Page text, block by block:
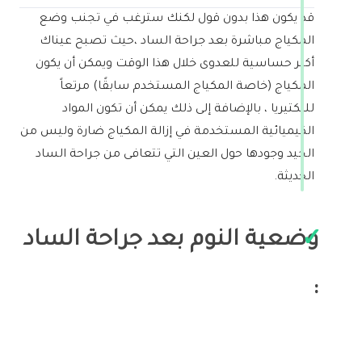
قد يكون هذا بدون قول لكنك سترغب في تجنب وضع
المكياج مباشرة بعد جراحة الساد ،حيث تصبح عيناك
أكثر حساسية للعدوى خلال هذا الوقت ويمكن أن يكون
المكياج (خاصة المكياج المستخدم سابقًا) مرتعاً
للبكتيريا ، بالإضافة إلى ذلك يمكن أن تكون المواد
الكيميائية المستخدمة في إزالة المكياج ضارة وليس من
الجيد وجودها حول العين التي تتعافى من جراحة الساد
الحديثة.
وضعية النوم بعد جراحة الساد
: